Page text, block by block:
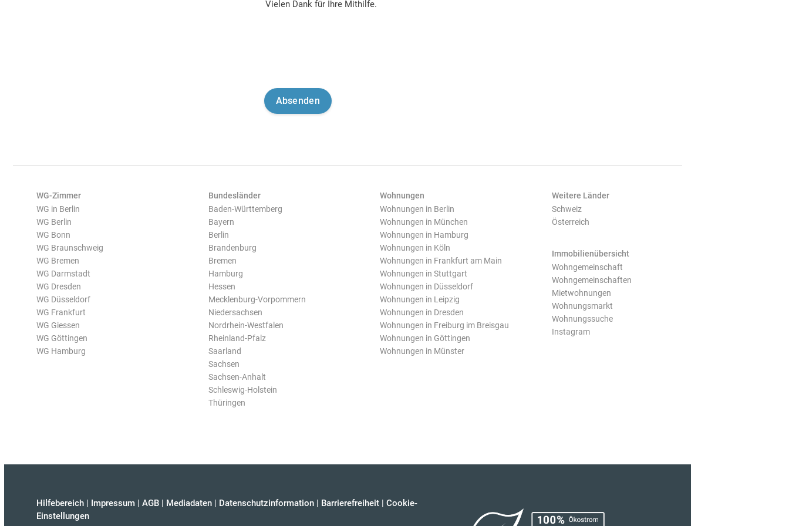
Vielen Dank für Ihre Mithilfe.
WG-Zimmer
WG in Berlin
WG Berlin
WG Bonn
WG Braunschweig
WG Bremen
WG Darmstadt
WG Dresden
WG Düsseldorf
WG Frankfurt
WG Giessen
WG Göttingen
WG Hamburg
Bundesländer
Baden-Württemberg
Bayern
Berlin
Brandenburg
Bremen
Hamburg
Hessen
Mecklenburg-Vorpommern
Niedersachsen
Nordrhein-Westfalen
Rheinland-Pfalz
Saarland
Sachsen
Sachsen-Anhalt
Schleswig-Holstein
Thüringen
Wohnungen
Wohnungen in Berlin
Wohnungen in München
Wohnungen in Hamburg
Wohnungen in Köln
Wohnungen in Frankfurt am Main
Wohnungen in Stuttgart
Wohnungen in Düsseldorf
Wohnungen in Leipzig
Wohnungen in Dresden
Wohnungen in Freiburg im Breisgau
Wohnungen in Göttingen
Wohnungen in Münster
Weitere Länder
Schweiz
Österreich
Immobilienübersicht
Wohngemeinschaft
Wohngemeinschaften
Mietwohnungen
Wohnungsmarkt
Wohnungssuche
Instagram
Hilfebereich | Impressum | AGB | Mediadaten | Datenschutzinformation | Barrierefreiheit | Cookie-
Einstellungen